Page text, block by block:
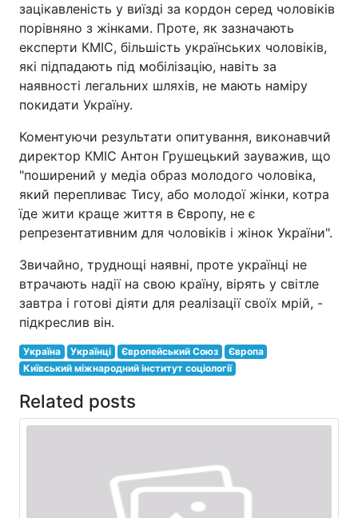
зацікавленість у виїзді за кордон серед чоловіків
порівняно з жінками. Проте, як зазначають
експерти КМІС, більшість українських чоловіків,
які підпадають під мобілізацію, навіть за
наявності легальних шляхів, не мають наміру
покидати Україну.
Коментуючи результати опитування, виконавчий
директор КМІС Антон Грушецький зауважив, що
"поширений у медіа образ молодого чоловіка,
який перепливає Тису, або молодої жінки, котра
їде жити краще життя в Європу, не є
репрезентативним для чоловіків і жінок України".
Звичайно, труднощі наявні, проте українці не
втрачають надії на свою країну, вірять у світле
завтра і готові діяти для реалізації своїх мрій, -
підкреслив він.
Україна Українці Європейський Союз
Європа
Київський міжнародний інститут соціології
Related posts